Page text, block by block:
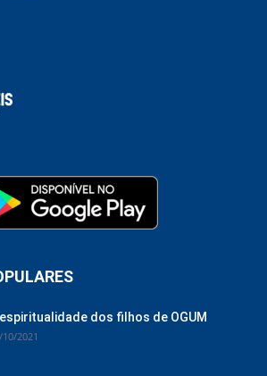
dos filhos de OGUM
10/2021